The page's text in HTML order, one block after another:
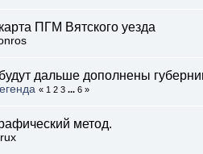
ПГМ Вятского уезда
дальше дополнены
« 1 2 3 ... 6 »
метод.